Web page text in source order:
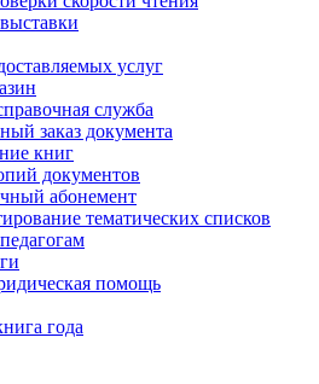
услуг
служба
заказ документа
книг
документов
абонемент
тематических списков
помощь
года